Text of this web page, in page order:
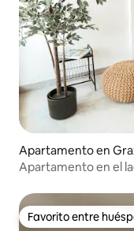
Apartamento en
Apartamento en el
Favorito entre
Favorito entre